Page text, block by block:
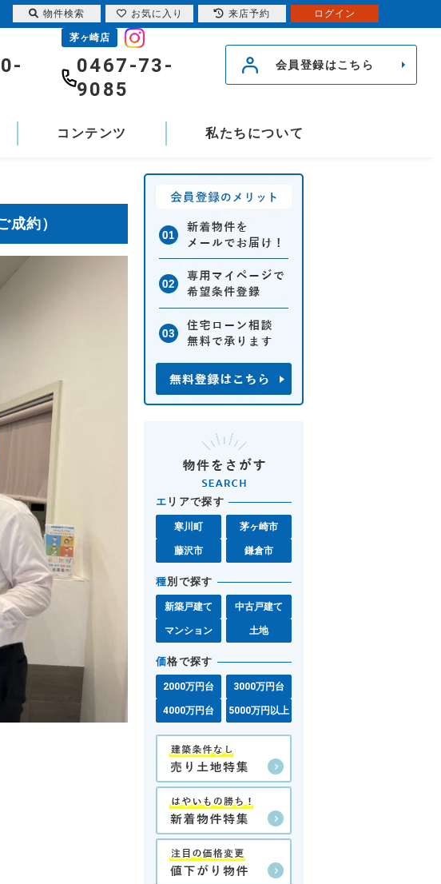
茅ヶ崎店
0467-73-
9085
会員登録はこちら
コンテンツ 私たちについて
約）
エ リアで探す
寒川町 茅ヶ崎市
藤沢市 鎌倉市
種別で探す
新築戸建て 中古戸建て
マンション 土地
価格で探す
2000万円台 3000万円台
4000万円台 5000万円以上
物件検索 お気に入り 来店予約 ログイン